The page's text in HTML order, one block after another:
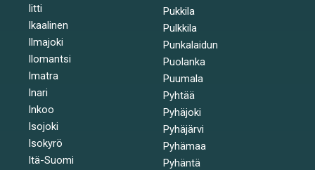
Iitti
Ikaalinen
Ilmajoki
Ilomantsi
Imatra
Inari
Inkoo
Isojoki
Isokyrö
Itä-Suomi
Pukkila
Pulkkila
Punkalaidun
Puolanka
Puumala
Pyhtää
Pyhäjoki
Pyhäjärvi
Pyhämaa
Pyhäntä